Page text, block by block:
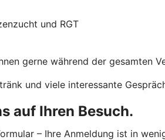
und RGT
gerne während der gesamten
und viele interessante
auf Ihren Besuch.
– Ihre Anmeldung ist in